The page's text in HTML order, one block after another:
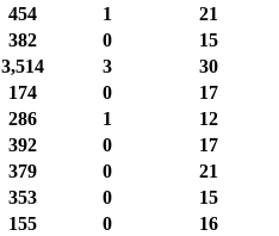
454 1
21
382 0
15
3,514 3
30
174 0
17
286 1
12
392 0
17
379 0
21
353 0
15
155 0
16